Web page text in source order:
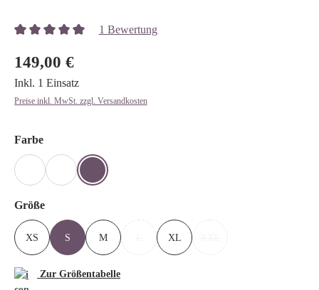
1 Bewertung
149,00 €
Inkl. 1 Einsatz
Preise inkl. MwSt. zzgl. Versandkosten
Farbeauswählen
GRAUMELIERT
SAND SAND-LEO
Größeauswählen
XS S M (DIESE OPTION IST ZURZEIT NICHT
XL (DIESE OPTION IST
Zur Größentabelle